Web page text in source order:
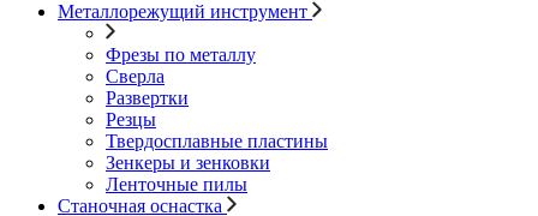
Металлорежущий инструмент
Фрезы по металлу
Сверла
Развертки
Резцы
Твердосплавные пластины
Зенкеры и зенковки
Ленточные пилы
Станочная оснастка